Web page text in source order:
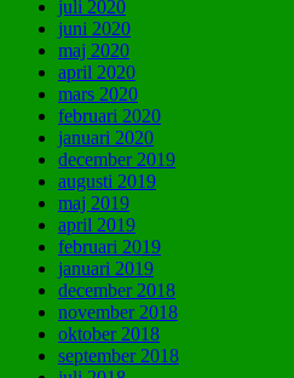
juli 2020
juni 2020
maj 2020
april 2020
mars 2020
februari 2020
januari 2020
december 2019
augusti 2019
maj 2019
april 2019
februari 2019
januari 2019
december 2018
november 2018
oktober 2018
september 2018